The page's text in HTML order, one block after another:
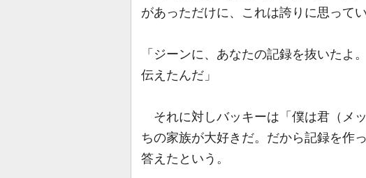
があっただけに、これは誇りに思って
「ジーンに、あなたの記録を抜いたよ
伝えたんだ」
それに対しバッキーは「僕は君（メ
ちの家族が大好きだ。だから記録を作
答えたという。